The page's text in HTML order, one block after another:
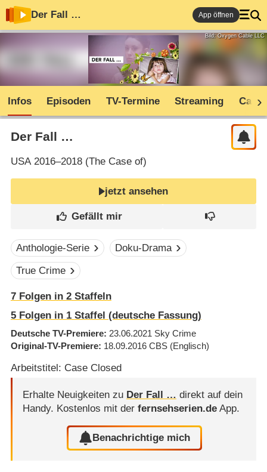
Der Fall … App öffnen
Bild: Oxygen Cable LLC
Infos Episoden TV-Termine Streaming Cast
Der Fall …
USA2016–2018 (The Case of)
jetzt ansehen
Anthologie-Serie
Doku-Drama
True Crime
7Folgen in 2Staffeln
5Folgen in 1Staffel (deutsche Fassung)
Deutsche TV-Premiere 23.06.2021 Sky Crime
Original-TV-Premiere 18.09.2016 CBS (Englisch)
Arbeitstitel: Case Closed
Erhalte Neuigkeiten zu Der Fall … direkt auf dein
Handy. Kostenlos mit der fernsehserien.deApp.
Benachrichtige mich